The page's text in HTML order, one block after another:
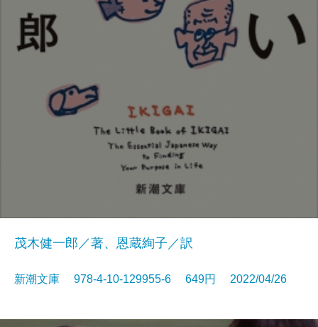
茂木健一郎／著、恩蔵絢子／訳
新潮文庫 978-4-10-129955-6 649円 2022/04/26